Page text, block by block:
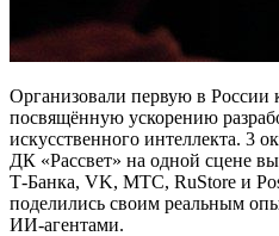
Организовали первую в
посвящённую ускорению
искусственного интеллекта. 3
ДК «Рассвет» на одной сцене
Т-Банка, VK, МТС, RuStore и
поделились своим реальным
ИИ-агентами.